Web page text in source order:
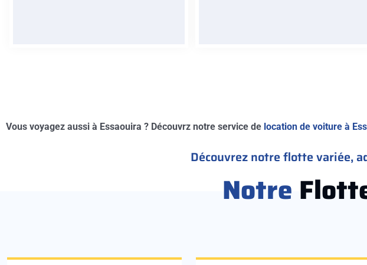
Vous voyagez aussi à Essaouira ? Découvrz notre service de location de voiture à
Découvrez notre flotte variée,
Notre